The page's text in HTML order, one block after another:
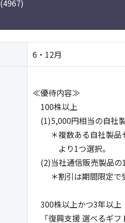
(4967)
6・12月
≪優待内容≫
100株以上
(1)5,000円相当の自社
＊複数ある自社製品
より1つ選択。
(2)当社通信販売製品の
＊割引は期間限定で
300株以上かつ3年以上
「復興支援 選べるギフ